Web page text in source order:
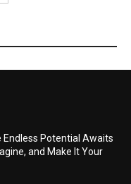
Endless Potential Awaits
and Make It Your